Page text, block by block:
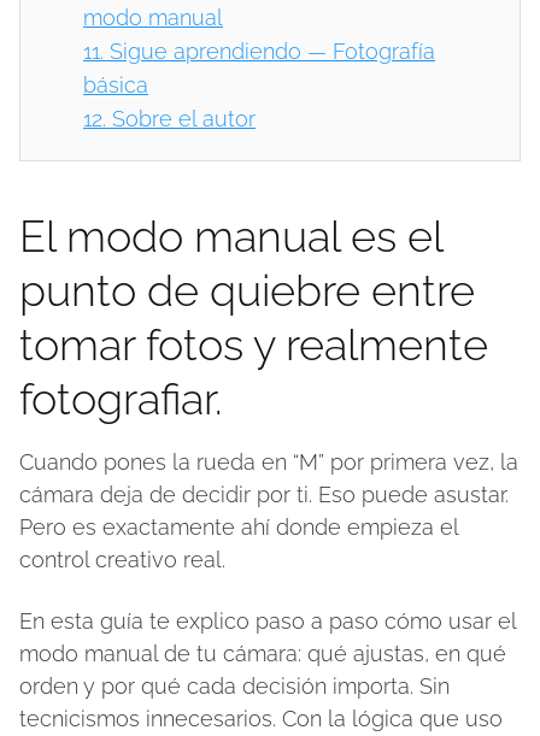
modo manual
11. Sigue aprendiendo — Fotografía
básica
12. Sobre el autor
El modo manual es el
punto de quiebre entre
tomar fotos y realmente
fotografiar.
Cuando pones la rueda en “M” por primera vez, la
cámara deja de decidir por ti. Eso puede asustar.
Pero es exactamente ahí donde empieza el
control creativo real.
En esta guía te explico paso a paso cómo usar el
modo manual de tu cámara: qué ajustas, en qué
orden y por qué cada decisión importa. Sin
tecnicismos innecesarios. Con la lógica que uso